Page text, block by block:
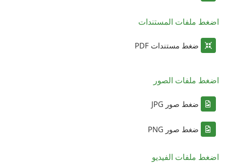
اضغط ملفات المستندات
ضغط مستندات PDF
اضغط ملفات الصور
ضغط صور JPG
ضغط صور PNG
اضغط ملفات الفيديو